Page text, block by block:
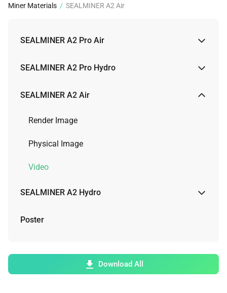
Miner Materials / SEALMINER A2 Air
SEALMINER A2 Pro Air
Render Image
SEALMINER A2 Pro Hydro
Render Image
Video
SEALMINER A2 Air
Render Image
Physical Image
Video
SEALMINER A2 Hydro
Render Image
Poster
Download All